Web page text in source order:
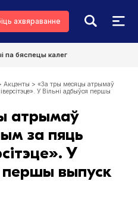
ахвяраванне
па бяспецы калег
Акцэнты >«За тры месяцы атрымаў
У Вільні адбыўся першы
атрымаў
за пяць
У
першы выпуск